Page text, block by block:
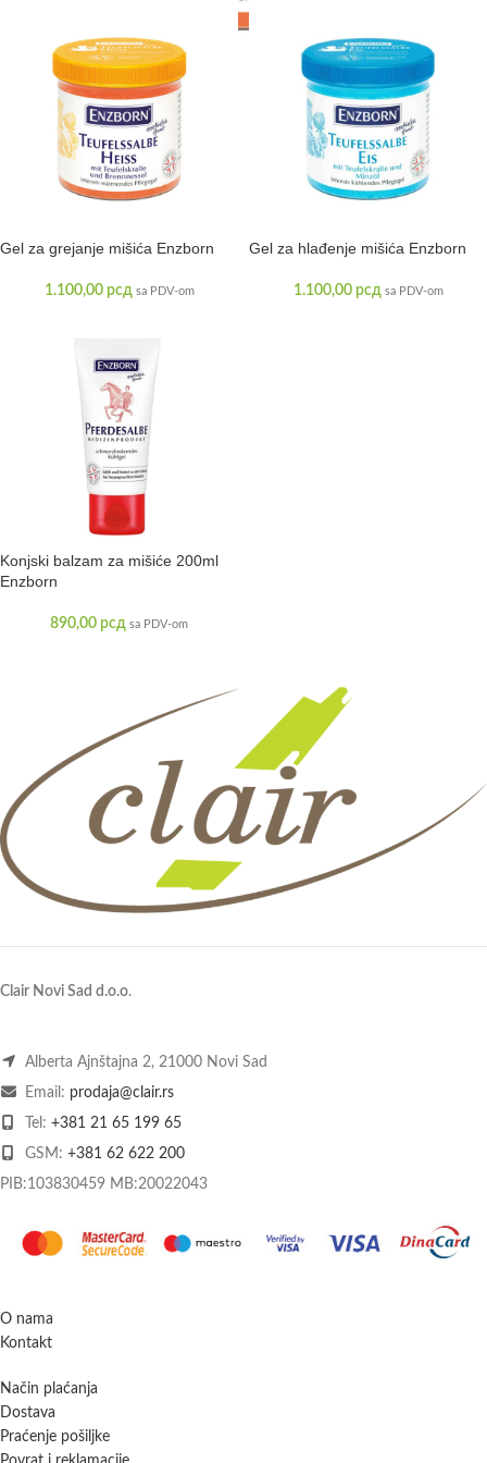
Gel za grejanje mišića Enzborn
1.100,00 рсд sa PDV-om
Gel za hlađenje mišića Enzborn
1.100,00 рсд sa PDV-om
Konjski balzam za mišiće 200ml
Enzborn
890,00 рсд sa PDV-om
Clair Novi Sad d.o.o.
Alberta Ajnštajna 2, 21000 Novi Sad
Email: prodaja@clair.rs
Tel: +381 21 65 199 65
GSM: +381 62 622 200
PIB:103830459 MB:20022043
O nama
Kontakt
Način plaćanja
Dostava
Praćenje pošiljke